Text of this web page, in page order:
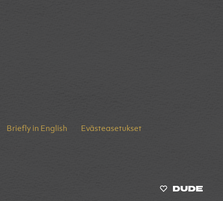
Briefly in English Evästeasetukset